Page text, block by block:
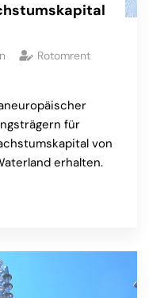
Rotomrent
für
von
erhalten.